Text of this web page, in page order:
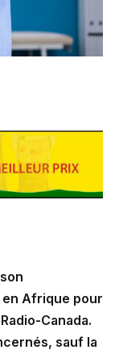
Afrique pour
Canada.
sauf la